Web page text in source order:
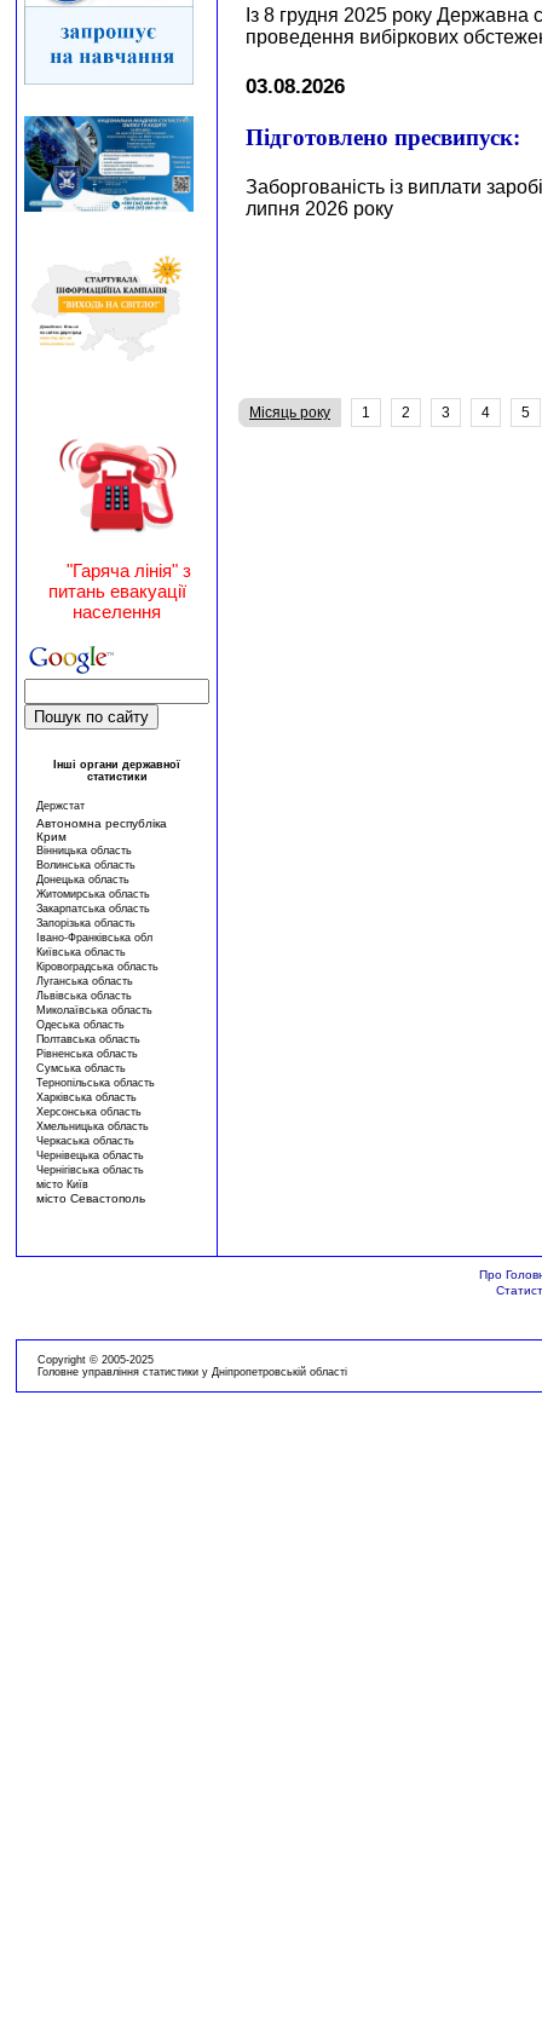
Із 8 грудня 2025 року Державна
проведення вибіркових
03.08.2026
Підготовлено пресвипуск:
Заборгованість із виплати
липня 2026 року
Місяць року 1 2 3 4 5
"Гаряча лінія" з
питань евакуації
населення
Інші органи державної
статистики
Держстат
Автономна республіка
Крим
Вінницька область
Волинська область
Донецька область
Житомирська область
Закарпатська область
Запорізька область
Івано-Франківська обл
Київська область
Кіровоградська область
Луганська область
Львівська область
Миколаївська область
Одеська область
Полтавська область
Рівненська область
Сумська область
Тернопільська область
Харківська область
Херсонська область
Хмельницька область
Черкаська область
Чернівецька область
Чернігівська область
місто Київ
місто Севастополь
Про
Copyright © 2005-2025
Головне управління статистики у Дніпропетровській області